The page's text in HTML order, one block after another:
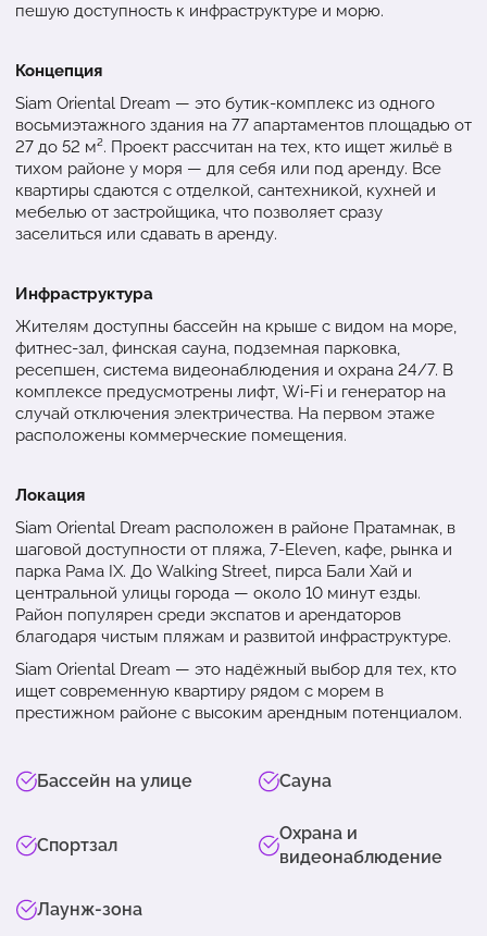
пешую доступность к инфраструктуре и морю.
Концепция
Siam Oriental Dream — это бутик-комплекс из одного
восьмиэтажного здания на 77 апартаментов площадью от
27 до 52 м². Проект рассчитан на тех, кто ищет жильё в
тихом районе у моря — для себя или под аренду. Все
квартиры сдаются с отделкой, сантехникой, кухней и
мебелью от застройщика, что позволяет сразу
заселиться или сдавать в аренду.
Инфраструктура
Жителям доступны бассейн на крыше с видом на море,
фитнес-зал, финская сауна, подземная парковка,
ресепшен, система видеонаблюдения и охрана 24/7. В
комплексе предусмотрены лифт, Wi-Fi и генератор на
случай отключения электричества. На первом этаже
расположены коммерческие помещения.
Локация
Siam Oriental Dream расположен в районе Пратамнак, в
шаговой доступности от пляжа, 7-Eleven, кафе, рынка и
парка Рама IX. До Walking Street, пирса Бали Хай и
центральной улицы города — около 10 минут езды.
Район популярен среди экспатов и арендаторов
благодаря чистым пляжам и развитой инфраструктуре.
Siam Oriental Dream — это надёжный выбор для тех, кто
ищет современную квартиру рядом с морем в
престижном районе с высоким арендным потенциалом.
Бассейн на улице Сауна
Спортзал
Охрана и
видеонаблюдение
Лаунж-зона